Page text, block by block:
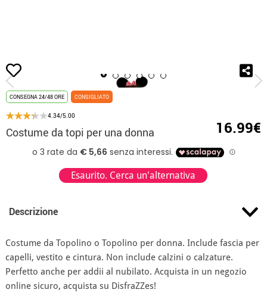
Inizio Costume da topi
CONSEGNA 24/48 ORE CONSIGLIATO
4.34/5.00
Costume da topi per una donna 16.99€
Esaurito. Cerca un'alternativa
Descrizione
Costume da Topolino o Topolino per donna. Include fascia per
capelli, vestito e cintura. Non include calzini o calzature.
Perfetto anche per addii al nubilato. Acquista in un negozio
online sicuro, acquista su DisfraZZes!